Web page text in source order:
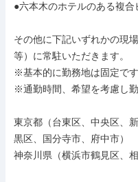
●六本木のホテルのある複合
その他に下記いずれかの現
等）に常駐いただきます。
※基本的に勤務地は固定で
※通勤時間、希望を考慮し勤
東京都（台東区、中央区、
黒区、国分寺市、府中市）
神奈川県（横浜市鶴見区、